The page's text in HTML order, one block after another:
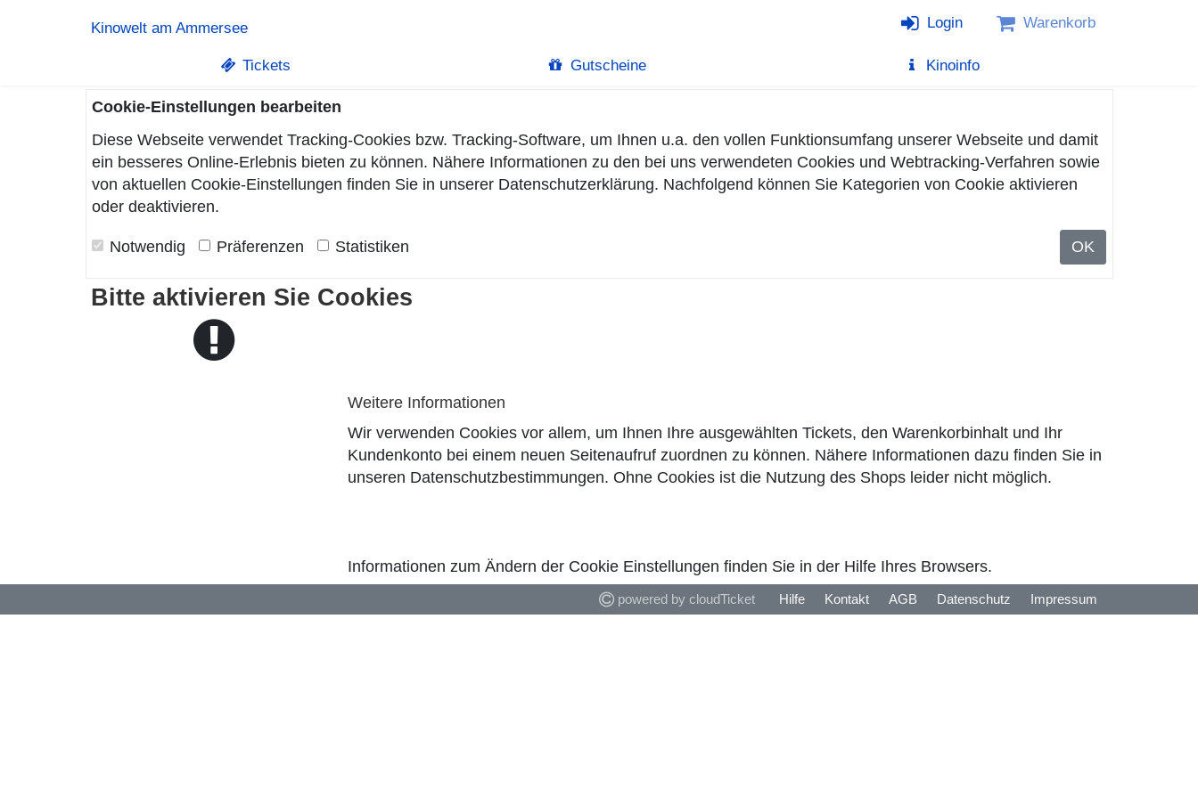
Kinowelt am Ammersee Login Warenkorb
Tickets Gutscheine Kinoinfo
Cookie-Einstellungen bearbeiten
Diese Webseite verwendet Tracking-Cookies bzw. Tracking-Software, um Ihnen u.a. den vollen Funktionsumfang unserer Webseite und damit
ein besseres Online-Erlebnis bieten zu können. Nähere Informationen zu den bei uns verwendeten Cookies und Webtracking-Verfahren sowie
von aktuellen Cookie-Einstellungen finden Sie in unserer Datenschutzerklärung. Nachfolgend können Sie Kategorien von Cookie aktivieren
oder deaktivieren.
Notwendig Präferenzen Statistiken OK
Bitte aktivieren Sie Cookies
Weitere Informationen
Wir verwenden Cookies vor allem, um Ihnen Ihre ausgewählten Tickets, den Warenkorbinhalt und Ihr
Kundenkonto bei einem neuen Seitenaufruf zuordnen zu können. Nähere Informationen dazu finden Sie in
unseren Datenschutzbestimmungen. Ohne Cookies ist die Nutzung des Shops leider nicht möglich.
Informationen zum Ändern der Cookie Einstellungen finden Sie in der Hilfe Ihres Browsers.
powered by cloudTicket Hilfe Kontakt AGB Datenschutz Impressum